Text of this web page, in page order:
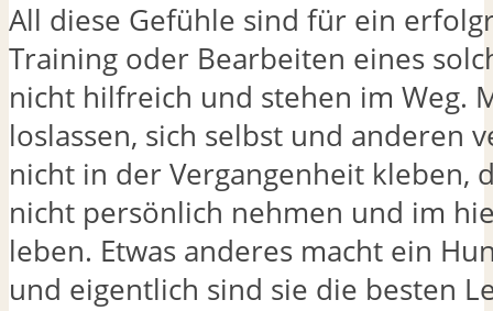
All diese Gefühle sind für ein
Training oder Bearbeiten eines
nicht hilfreich und stehen im Weg.
loslassen, sich selbst und anderen
nicht in der Vergangenheit kleben,
nicht persönlich nehmen und im
leben. Etwas anderes macht ein
und eigentlich sind sie die besten